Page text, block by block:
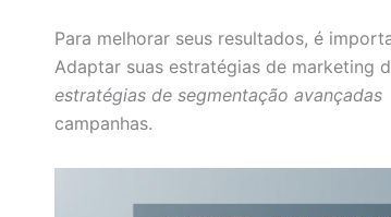
Para melhorar seus resultados, é
Adaptar suas estratégias de marketing
estratégias de segmentação avançadas
campanhas.